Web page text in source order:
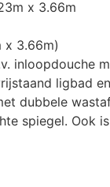
x 3.66m
x 3.66m)
inloopdouche
ligbad en
dubbele
spiegel. Ook